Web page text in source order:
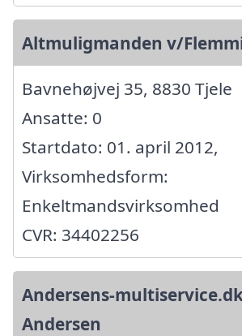
Altmuligmanden v/
Bavnehøjvej 35, 8830 Tjele
Ansatte: 0
Startdato: 01. april 2012,
Virksomhedsform:
Enkeltmandsvirksomhed
CVR: 34402256
Andersens-
Andersen